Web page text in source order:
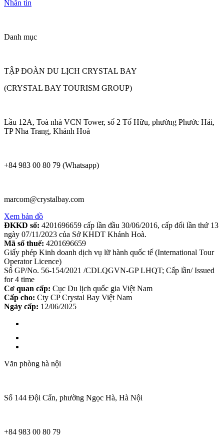
Nhắn tin
Danh mục
TẬP ĐOÀN DU LỊCH CRYSTAL BAY
(CRYSTAL BAY TOURISM GROUP)
Lầu 12A, Toà nhà VCN Tower, số 2 Tố Hữu, phường Phước Hải,
TP Nha Trang, Khánh Hoà
+84 983 00 80 79 (Whatsapp)
marcom@crystalbay.com
Xem bản đồ
ĐKKD số: 4201696659 cấp lần đầu 30/06/2016, cấp đổi lần thứ 13
ngày 07/11/2023 của Sở KHDT Khánh Hoà.
Mã số thuế: 4201696659
Giấy phép Kinh doanh dịch vụ lữ hành quốc tế (International Tour
Operator Licence)
Số GP/No. 56-154/2021 /CDLQGVN-GP LHQT; Cấp lần/ Issued
for 4 time
Cơ quan cấp: Cục Du lịch quốc gia Việt Nam
Cấp cho: Cty CP Crystal Bay Việt Nam
Ngày cấp: 12/06/2025
Văn phòng hà nội
Số 144 Đội Cấn, phường Ngọc Hà, Hà Nội
+84 983 00 80 79